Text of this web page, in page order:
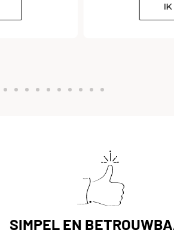
IK
SIMPEL EN